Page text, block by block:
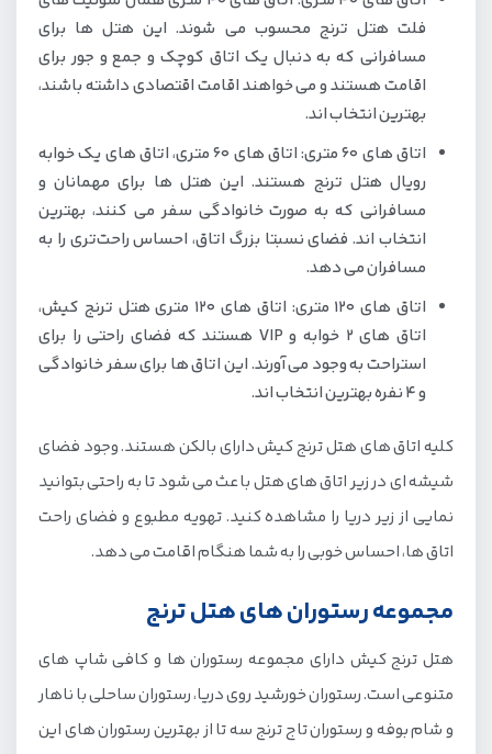
فلت هتل ترنج محسوب می شوند. این هتل ها برای
مسافرانی که به دنبال یک اتاق کوچک و جمع و جور برای
اقامت هستند و می خواهند اقامت اقتصادی داشته باشند،
بهترین انتخاب اند.
اتاق های 60 متری: اتاق های 60 متری، اتاق های یک خوابه
رویال هتل ترنج هستند. این هتل ها برای مهمانان و
مسافرانی که به صورت خانوادگی سفر می کنند، بهترین
انتخاب اند. فضای نسبتا بزرگ اتاق، احساس راحت‌‌تری را به
مسافران می دهد.
اتاق های 120 متری: اتاق های 120 متری هتل ترنج کیش،
اتاق های 2 خوابه و VIP هستند که فضای راحتی را برای
استراحت به وجود می آورند. این اتاق ها برای سفر خانوادگی
و 4 نفره بهترین انتخاب اند.
کلیه اتاق های هتل ترنج کیش دارای بالکن هستند. وجود فضای
شیشه ای در زیر اتاق های هتل باعث می شود تا به راحتی بتوانید
نمایی از زیر دریا را مشاهده کنید. تهویه مطبوع و فضای راحت
اتاق ها، احساس خوبی را به شما هنگام اقامت می دهد.
مجموعه رستوران های هتل ترنج
هتل ترنج کیش دارای مجموعه رستوران ها و کافی شاپ های
متنوعی است. رستوران خورشید روی دریا، رستوران ساحلی با ناهار
و شام بوفه و رستوران تاج ترنج سه تا از بهترین رستوران های این